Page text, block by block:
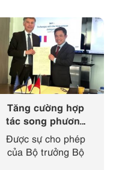
Tăng cường hợp
tác song phương
giữa Cục Sở hữu
trí tuệ với Viện
Sở hữu công
Được sự cho phép
của Bộ trưởng Bộ